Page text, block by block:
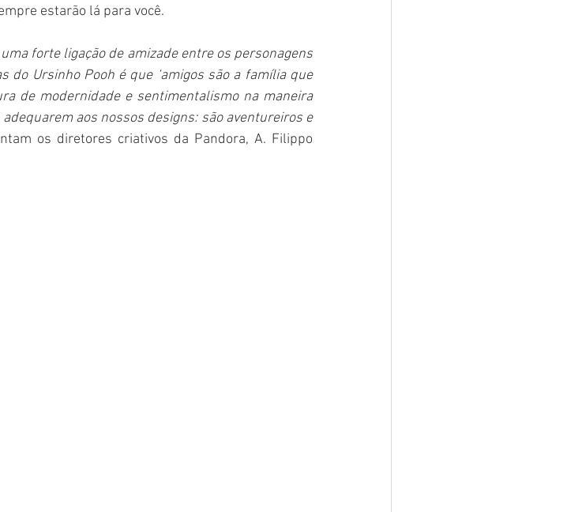
estarão lá para você.
forte ligação de amizade entre os personagens
Ursinho Pooh é que ‘amigos são a família que
de modernidade e sentimentalismo na maneira
aos nossos designs: são aventureiros e
os diretores criativos da Pandora, A. Filippo